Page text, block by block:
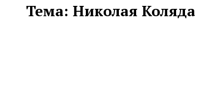
Тема: Николая Коляда